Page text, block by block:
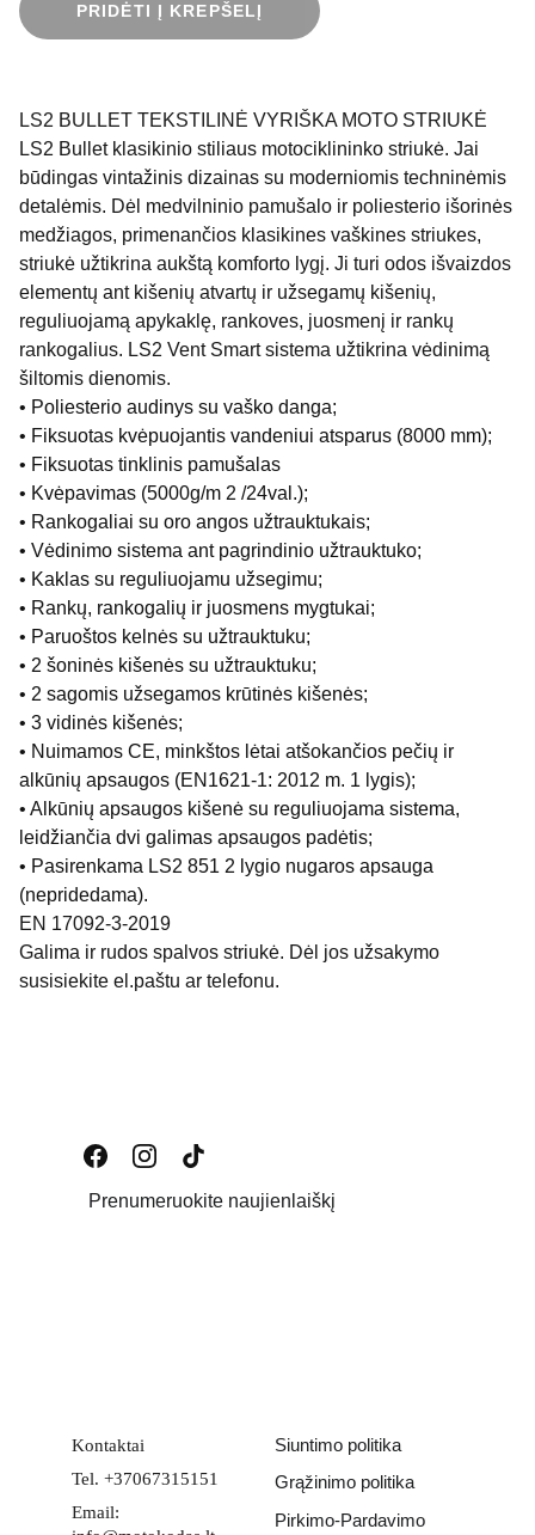
PRIDĖTI Į KREPŠELĮ
LS2 BULLET TEKSTILINĖ VYRIŠKA MOTO STRIUKĖ
LS2 Bullet klasikinio stiliaus motociklininko striukė. Jai
būdingas vintažinis dizainas su moderniomis techninėmis
detalėmis. Dėl medvilninio pamušalo ir poliesterio išorinės
medžiagos, primenančios klasikines vaškines striukes,
striukė užtikrina aukštą komforto lygį. Ji turi odos išvaizdos
elementų ant kišenių atvartų ir užsegamų kišenių,
reguliuojamą apykaklę, rankoves, juosmenį ir rankų
rankogalius. LS2 Vent Smart sistema užtikrina vėdinimą
šiltomis dienomis.
• Poliesterio audinys su vaško danga;
• Fiksuotas kvėpuojantis vandeniui atsparus (8000 mm);
• Fiksuotas tinklinis pamušalas
• Kvėpavimas (5000g/m 2 /24val.);
• Rankogaliai su oro angos užtrauktukais;
• Vėdinimo sistema ant pagrindinio užtrauktuko;
• Kaklas su reguliuojamu užsegimu;
• Rankų, rankogalių ir juosmens mygtukai;
• Paruoštos kelnės su užtrauktuku;
• 2 šoninės kišenės su užtrauktuku;
• 2 sagomis užsegamos krūtinės kišenės;
• 3 vidinės kišenės;
• Nuimamos CE, minkštos lėtai atšokančios pečių ir
alkūnių apsaugos (EN1621-1: 2012 m. 1 lygis);
• Alkūnių apsaugos kišenė su reguliuojama sistema,
leidžiančia dvi galimas apsaugos padėtis;
• Pasirenkama LS2 851 2 lygio nugaros apsauga
(nepridedama).
EN 17092-3-2019
Galima ir rudos spalvos striukė. Dėl jos užsakymo
susisiekite el.paštu ar telefonu.
Prenumeruokite naujienlaiškį
Kontaktai
Tel. +37067315151
Email:
Siuntimo politika
Grąžinimo politika
Pirkimo-Pardavimo